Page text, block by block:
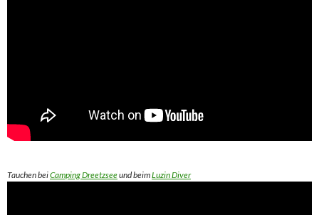
Tauchen beiCamping Dreetzseeund beimLuzin Diver